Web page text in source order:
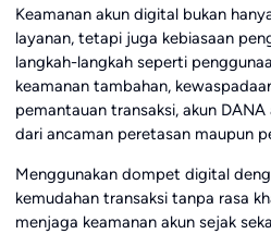
Keamanan akun digital bukan
layanan, tetapi juga kebiasaan
langkah-langkah seperti
keamanan tambahan,
pemantauan transaksi, akun
dari ancaman peretasan maupun
Menggunakan dompet digital
kemudahan transaksi tanpa rasa
menjaga keamanan akun sejak